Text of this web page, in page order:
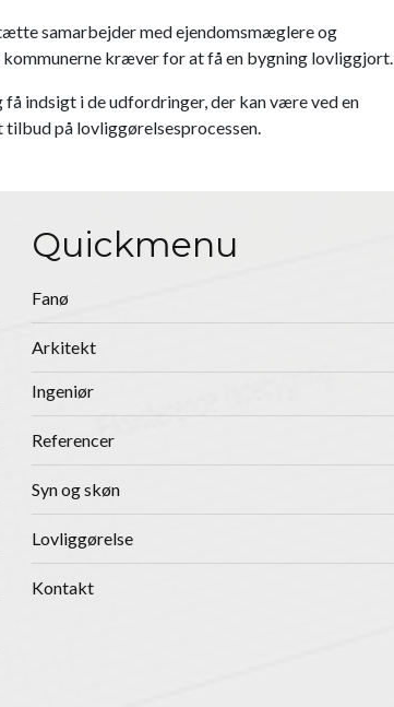
samarbejder med ejendomsmæglere og
kræver for at få en bygning lovliggjort.
indsigt i de udfordringer, der kan være ved en
på lovliggørelsesprocessen.
Quickmenu
Fanø
Arkitekt
Ingeniør
Referencer
Syn og skøn
Lovliggørelse
Kontakt